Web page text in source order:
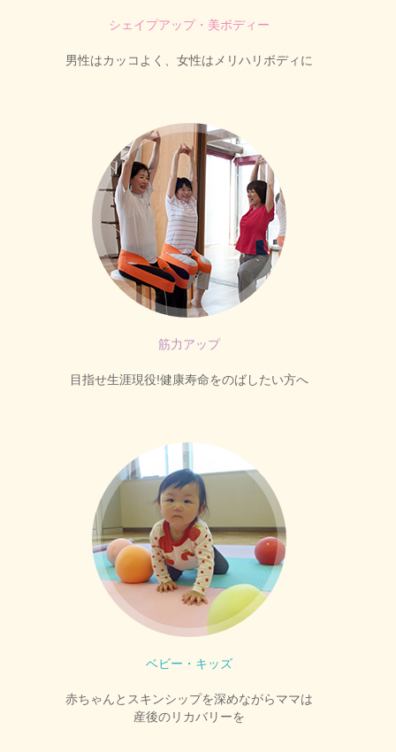
シェイプアップ・美ボディー
男性はカッコよく、女性はメリハリボディに
筋力アップ
目指せ生涯現役!健康寿命をのばしたい方へ
ベビー・キッズ
赤ちゃんとスキンシップを深めながらママは
産後のリカバリーを